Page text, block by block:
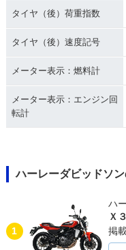
タイヤ（後）荷重指数
タイヤ（後）速度記号
メーター表示：燃料計
メーター表示：エンジン回
転計
ハーレーダビッドソ
1
ハ
Ｘ
掲